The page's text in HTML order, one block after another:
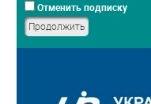
Отменить подписку